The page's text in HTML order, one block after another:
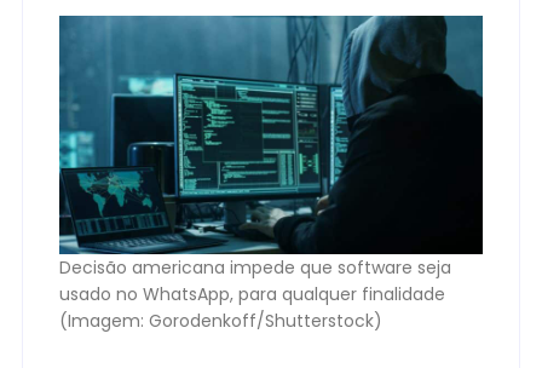
Decisão americana impede que software seja
usado no WhatsApp, para qualquer finalidade
(Imagem: Gorodenkoff/Shutterstock)